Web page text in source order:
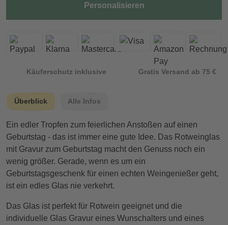
Personalisieren
Käuferschutz inklusive Gratis Versand ab 75 €
Überblick Alle Infos
Ein edler Tropfen zum feierlichen Anstoßen auf einen
Geburtstag - das ist immer eine gute Idee. Das Rotweinglas
mit Gravur zum Geburtstag macht den Genuss noch ein
wenig größer. Gerade, wenn es um ein
Geburtstagsgeschenk für einen echten Weingenießer geht,
ist ein edles Glas nie verkehrt.
Das Glas ist perfekt für Rotwein geeignet und die
individuelle Glas Gravur eines Wunschalters und eines